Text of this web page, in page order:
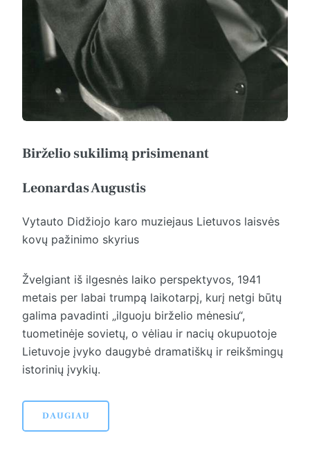
Birželio sukilimą prisimenant
Leonardas Augustis
Vytauto Didžiojo karo muziejaus Lietuvos laisvės
kovų pažinimo skyrius
Žvelgiant iš ilgesnės laiko perspektyvos, 1941
metais per labai trumpą laikotarpį, kurį netgi būtų
galima pavadinti „ilguoju birželio mėnesiu“,
tuometinėje sovietų, o vėliau ir nacių okupuotoje
Lietuvoje įvyko daugybė dramatiškų ir reikšmingų
istorinių įvykių.
DAUGIAU